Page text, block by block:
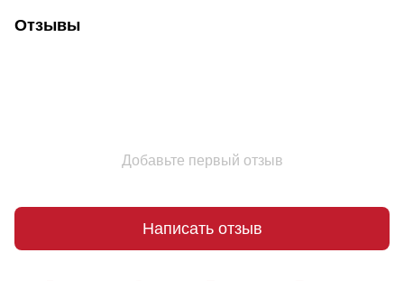
Отзывы
Добавьте первый отзыв
Написать отзыв